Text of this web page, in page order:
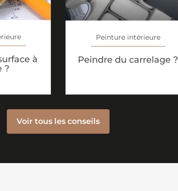
à
?
Peinture intérieure
Peindre du carrelage ?
Voir tous les conseils